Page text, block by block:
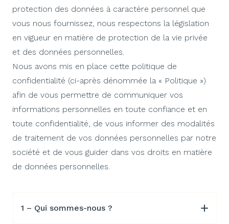
protection des données à caractère personnel que
vous nous fournissez, nous respectons la législation
en vigueur en matière de protection de la vie privée
et des données personnelles.
Nous avons mis en place cette politique de
confidentialité (ci-après dénommée la « Politique »)
afin de vous permettre de communiquer vos
informations personnelles en toute confiance et en
toute confidentialité, de vous informer des modalités
de traitement de vos données personnelles par notre
société et de vous guider dans vos droits en matière
de données personnelles.
1 – Qui sommes-nous ?